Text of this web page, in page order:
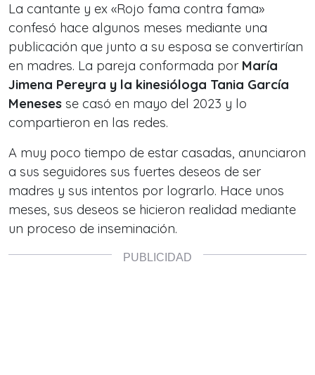
La cantante y ex «Rojo fama contra fama»
confesó hace algunos meses mediante una
publicación que junto a su esposa se convertirían
en madres. La pareja conformada por María
Jimena Pereyra y la kinesióloga Tania García
Meneses se casó en mayo del 2023 y lo
compartieron en las redes.
A muy poco tiempo de estar casadas, anunciaron
a sus seguidores sus fuertes deseos de ser
madres y sus intentos por lograrlo. Hace unos
meses, sus deseos se hicieron realidad mediante
un proceso de inseminación.